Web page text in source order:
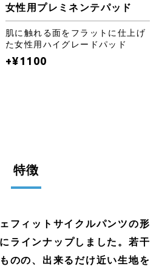
女性用プレミネンテパッド
肌に触れる面をフラットに仕上げ
た女性用ハイグレードパッド
+¥1100
特徴
フィットサイクルパンツの形
ラインナップしました。若干
のの、出来るだけ近い生地を